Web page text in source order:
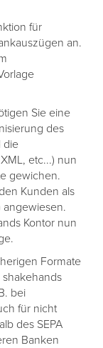
für
an.
Sie eine
des
die
etc...) nun
gewichen.
Kunden als
angewiesen.
Kontor nun
Formate
bei
für nicht
des SEPA
Banken